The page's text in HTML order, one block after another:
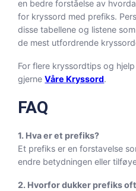
en bedre forståelse av
for kryssord med prefiks.
disse tabellene og listene
de mest utfordrende
For flere kryssordtips og
gjerneVåre Kryssord.
FAQ
1. Hva er et prefiks?
Et prefiks er en forstavelse
endre betydningen eller
2. Hvorfor dukker prefiks